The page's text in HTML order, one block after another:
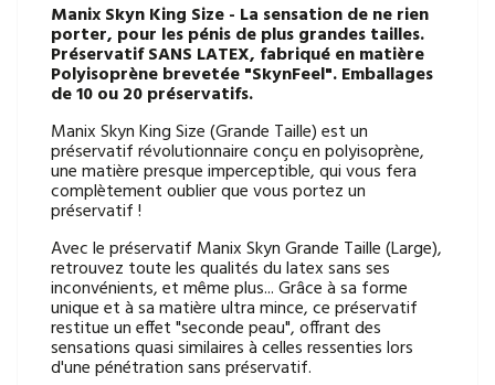
Manix Skyn King Size - La sensation de ne rien
porter, pour les pénis de plus grandes tailles.
Préservatif SANS LATEX, fabriqué en matière
Polyisoprène brevetée "SkynFeel". Emballages
de 10 ou 20 préservatifs.
Manix Skyn King Size (Grande Taille) est un
préservatif révolutionnaire conçu en polyisoprène,
une matière presque imperceptible, qui vous fera
complètement oublier que vous portez un
préservatif !
Avec le préservatif Manix Skyn Grande Taille (Large),
retrouvez toute les qualités du latex sans ses
inconvénients, et même plus... Grâce à sa forme
unique et à sa matière ultra mince, ce préservatif
restitue un effet "seconde peau", offrant des
sensations quasi similaires à celles ressenties lors
d'une pénétration sans préservatif.